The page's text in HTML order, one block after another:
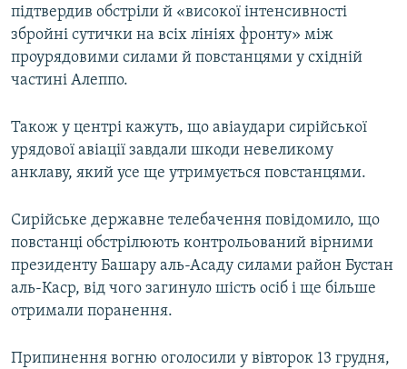
підтвердив обстріли й «високої інтенсивності
збройні сутички на всіх лініях фронту» між
проурядовими силами й повстанцями у східній
частині Алеппо.
Також у центрі кажуть, що авіаудари сирійської
урядової авіації завдали шкоди невеликому
анклаву, який усе ще утримується повстанцями.
Сирійське державне телебачення повідомило, що
повстанці обстрілюють контрольований вірними
президенту Башару аль-Асаду силами район Бустан
аль-Каср, від чого загинуло шість осіб і ще більше
отримали поранення.
Припинення вогню оголосили у вівторок 13 грудня,